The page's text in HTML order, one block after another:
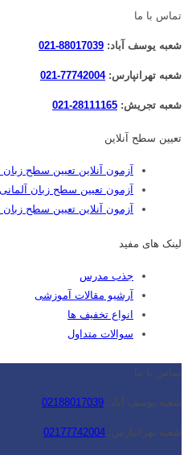
تماس با ما
شعبه یوسف آباد: 88017039-021
شعبه تهرانپارس:77742004-021
شعبه تجریش: 28111165-021
تعیین سطح آنلاین
آزمون آنلاین تعیین سطح
آزمون تعیین سطح زبان آلمانی
آزمون آنلاین تعیین سطح زبان
لینک های مفید
جذب مدرس
آرشیو مقالات آموزشی
انواع تخفیف ها
سوالات متداول
تماس با ما
شعبه یوسف آباد: 02188017039
شعبه تهرانپارس: 02177742004